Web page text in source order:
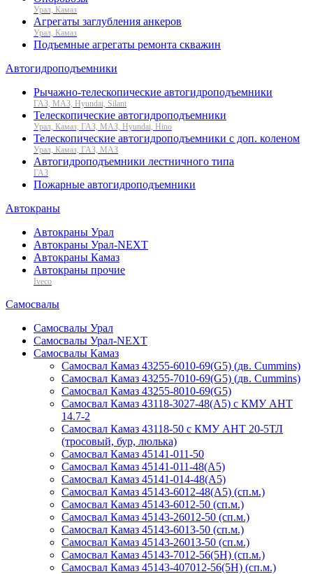
Урал, Камаз
Агрегаты заглубления анкеров
Урал, Камаз
Подъемные агрегаты ремонта скважин
Автогидроподъемники
Рычажно-телескопические автогидроподъемники
ГАЗ, МАЗ, Hyundai, Silant
Телескопические автогидроподъемники
Урал, Камаз, ГАЗ, МАЗ, Hyundai, Hino
Телескопические автогидроподъемники с доп. коленом
Урал, Камаз, ГАЗ, МАЗ
Автогидроподъемники лестничного типа
ГАЗ
Пожарные автогидроподъемники
Автокраны
Автокраны Урал
Автокраны Урал-NEXT
Автокраны Камаз
Автокраны прочие
Iveco
Самосвалы
Самосвалы Урал
Самосвалы Урал-NEXT
Самосвалы Камаз
Самосвал Камаз 43255-6010-69(G5) (дв. Cummins)
Самосвал Камаз 43255-7010-69(G5) (дв. Cummins)
Самосвал Камаз 43255-8010-69(G5)
Самосвал Камаз 43118-3027-48(А5) с КМУ АНТ
14.7-2
Самосвал Камаз 43118-50 с КМУ АНТ 20-5ТЛ
(тросовый, бур, люлька)
Самосвал Камаз 45141-011-50
Самосвал Камаз 45141-011-48(A5)
Самосвал Камаз 45141-014-48(A5)
Самосвал Камаз 45143-6012-48(А5) (сп.м.)
Самосвал Камаз 45143-6012-50 (сп.м.)
Самосвал Камаз 45143-26012-50 (сп.м.)
Самосвал Камаз 45143-6013-50 (сп.м.)
Самосвал Камаз 45143-26013-50 (сп.м.)
Самосвал Камаз 45143-7012-56(5Н) (сп.м.)
Самосвал Камаз 45143-407012-56(5H) (сп.м.)